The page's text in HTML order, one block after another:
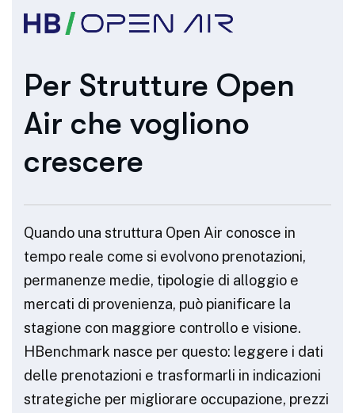
Per Strutture Open
Air che vogliono
crescere
Quando una struttura Open Air conosce in
tempo reale come si evolvono prenotazioni,
permanenze medie, tipologie di alloggio e
mercati di provenienza, può pianificare la
stagione con maggiore controllo e visione.
HBenchmark nasce per questo: leggere i dati
delle prenotazioni e trasformarli in indicazioni
strategiche per migliorare occupazione, prezzi